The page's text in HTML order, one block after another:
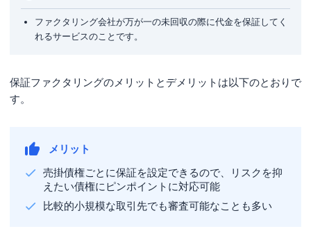
ファクタリング会社が万が一の未回収の際に代金を保証してく
れるサービスのことです。
保証ファクタリングのメリットとデメリットは以下のとおりで
す。
メリット
売掛債権ごとに保証を設定できるので、リスクを抑
えたい債権にピンポイントに対応可能
比較的小規模な取引先でも審査可能なことも多い